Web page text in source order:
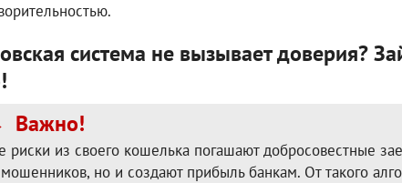
система не вызывает доверия?
Важно!
риски из своего кошелька погашают добросовестные
но и создают прибыль банкам. От такого